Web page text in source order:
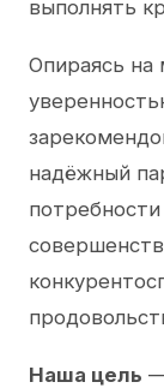
выполнять
Опираясь
надёжный
Наша цель